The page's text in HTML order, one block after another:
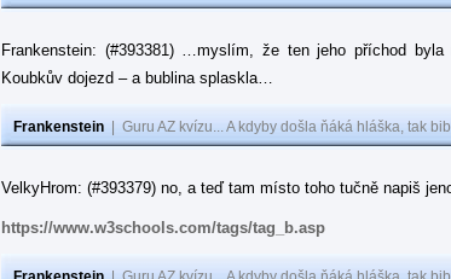
Frankenstein: (#393381) …myslím, že ten jeho příchod
Koubkův dojezd – a bublina splaskla…
Frankenstein Guru AZ kvízu... A kdyby došla ňáká hláška, tak
VelkyHrom: (#393379) no, a teď tam místo toho tučně napiš
https://www.w3schools.com/tags/tag_b.asp